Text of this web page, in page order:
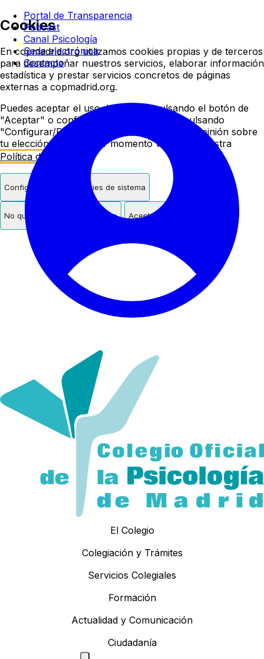
Cookies
En copmadrid.org utilizamos cookies propias y de terceros
para desempeñar nuestros servicios, elaborar información
estadística y prestar servicios concretos de páginas
externas a copmadrid.org.
Puedes aceptar el uso de cookies pulsando el botón de
"Aceptar" o configurar/rechazar su uso pulsando
"Configurar/Rechazar". Podrás cambiar de opinión sobre
tu elección en cualquier momento visitando nuestra
Política de Cookies
Configurar Solo cookies de sistema
No quiero cookies de terceros Aceptar cookies
Colegio oficial de
Portal de Transparencia
Podcast
Canal Psicología
Sede electrónica
Contacto
El Colegio
Colegiación y Trámites
Servicios Colegiales
Formación
Actualidad y Comunicación
Ciudadanía